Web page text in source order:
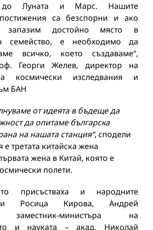
до Луната и Марс. Нашите
са безспорни и ако
достойно място в
семейство, е необходимо да
всичко, което създаваме“,
Георги Желев, директор на
космически изследвания и
БАН
от идеята в бъдеще да
да опитаме българска
на нашата станция“, сподели
е третата китайска жена
жена в Китай, която е
полети.
присъстваха и народните
Росица Кирова, Андрей
заместник-министъра на
и науката – акад. Николай